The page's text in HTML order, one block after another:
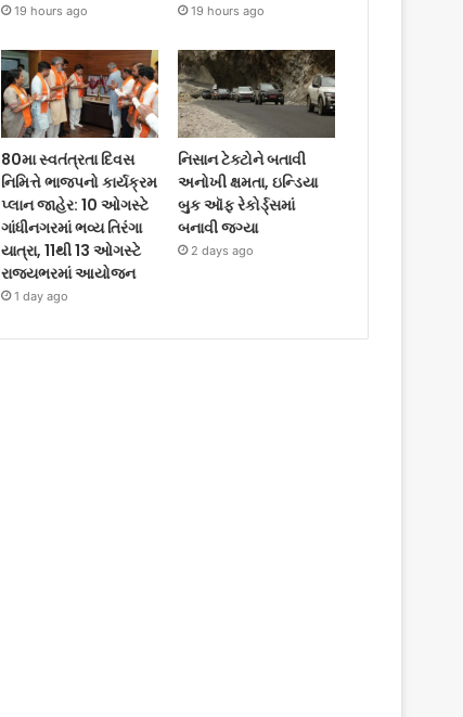
19 hours ago 19 hours ago
80મા સ્વતંત્રતા દિવસ
નિમિત્તે ભાજપનો કાર્યક્રમ
પ્લાન જાહેર: 10 ઓગસ્ટે
ગાંધીનગરમાં ભવ્ય તિરંગા
યાત્રા, 11થી 13 ઓગસ્ટે
રાજ્યભરમાં આયોજન
1 day ago
નિસાન ટેક્ટોને બતાવી
અનોખી ક્ષમતા, ઇન્ડિયા
બુક ઑફ રેકોર્ડ્સમાં
બનાવી જગ્યા
2 days ago